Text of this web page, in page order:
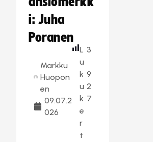
i: Juha
Poranen
Markku
Huopon
en
09.07.2
026
L
u
k
u
k
e
r
t
3
9
2
7